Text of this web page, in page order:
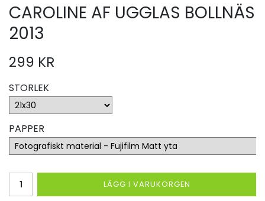
CAROLINE AF UGGLAS BOLLNÄS
2013
299 KR
STORLEK
PAPPER
LÄGG I VARUKORGEN